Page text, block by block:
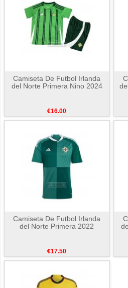
Camiseta De Futbol Irlanda
del Norte Primera Nino 2024
€16.00
Camiseta De Futbol Irlanda
del Norte Primera 2022
€17.50